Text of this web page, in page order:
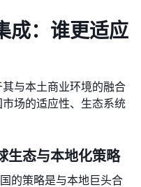
成：谁更适应
与本土商业环境的融合
场的适应性、生态系统
态与本地化策略
的策略是与本地巨头合